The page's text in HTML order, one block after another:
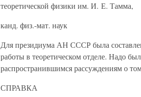
теоретической физики им. И. Е. Тамма,
канд. физ.-мат. наук
Для президиума АН СССР была
работы в теоретическом отделе. Надо
распространившимся рассуждениям о
СПРАВКА